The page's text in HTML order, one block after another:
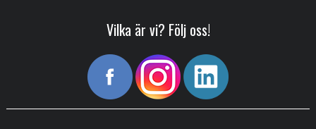
Vilka är vi? Följ oss!